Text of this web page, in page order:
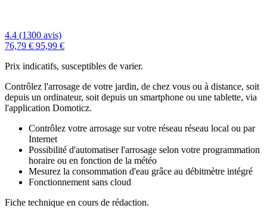
4.4 (1300 avis)
76,79 € 95,99 €
Prix indicatifs, susceptibles de varier.
Contrôlez l'arrosage de votre jardin, de chez vous ou à distance, soit
depuis un ordinateur, soit depuis un smartphone ou une tablette, via
l'application Domoticz.
Contrôlez votre arrosage sur votre réseau réseau local ou par
Internet
Possibilité d'automatiser l'arrosage selon votre programmation
horaire ou en fonction de la météo
Mesurez la consommation d'eau grâce au débitmètre intégré
Fonctionnement sans cloud
Fiche technique en cours de rédaction.